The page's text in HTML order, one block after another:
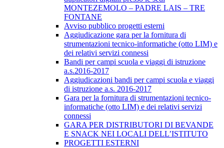
MONTEZEMOLO – PADRE LAIS – TRE
FONTANE
Avviso pubblico progetti esterni
Aggiudicazione gara per la fornitura di
strumentazioni tecnico-informatiche (otto LIM) e
dei relativi servizi connessi
Bandi per campi scuola e viaggi di istruzione
a.s.2016-2017
Aggiudicazioni bandi per campi scuola e viaggi
di istruzione ​a.s. 2016-2017
Gara per la fornitura di strumentazioni tecnico-
informatiche (otto LIM) e dei relativi servizi
connessi
GARA PER DISTRIBUTORI DI BEVANDE
E SNACK NEI LOCALI DELL’ISTITUTO
PROGETTI ESTERNI